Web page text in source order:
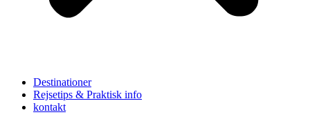
Destinationer
Rejsetips & Praktisk info
kontakt